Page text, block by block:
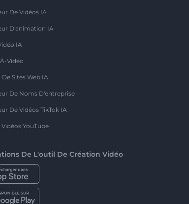
De Vidéos IA
D'animation IA
IA
Vidéo
Sites Web IA
De Noms D'entreprise
De Vidéos TikTok IA
Vidéos YouTube
De L'outil De Création Vidéo